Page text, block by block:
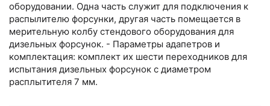
оборудовании. Одна часть служит для подключения к
распылителю форсунки, другая часть помещается в
мерительную колбу стендового оборудования для
дизельных форсунок. - Параметры адапетров и
комплектация: комплект их шести переходников для
испытания дизельных форсунок с диаметром
расплытителя 7 мм.